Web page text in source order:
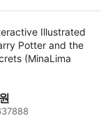
Illustrated
Potter and the
(MinaLima